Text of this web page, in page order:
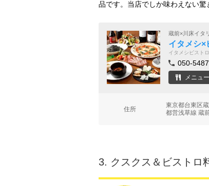
品です。当店でしか味わえない驚
蔵前×川床イタ
イタメシ×
イタメシビスト
050-
メニュ
住所
東京都台東区
都営浅草線 蔵
3. クスクス＆ビストロ